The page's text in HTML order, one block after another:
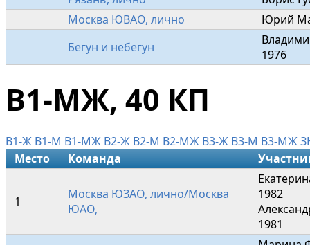
Москва ЮВАО, лично
Юрий
Бегун и небегун
1976
В1-МЖ, 40 КП
В1-Ж В1-М В1-МЖ В2-Ж В2-М В2-МЖ В3-Ж В3-М В3-МЖ
Место
Команда
1
Москва ЮЗАО, лично/Москва
ЮАО,
1982
1981